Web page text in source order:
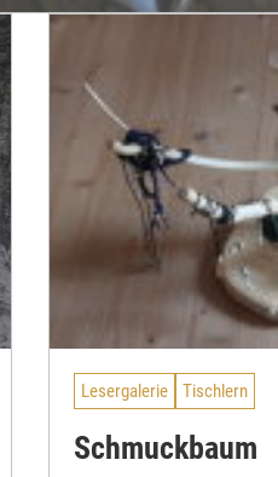
Lesergalerie Tischlern
Schmuckbaum